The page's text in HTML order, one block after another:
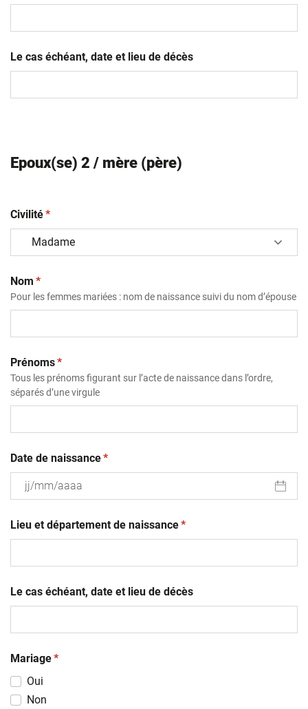
MM
Le cas échéant, date et lieu de décès
Epoux(se) 2 / mère (père)
Civilité(obligatoire)
*
Nom (obligatoire)
*
Pour les femmes mariées : nom de naissance suivi du nom d’épouse
Prénoms(obligatoire)
*
Tous les prénoms figurant sur l’acte de naissance dans l’ordre,
séparés d’une virgule
Date de naissance(obligatoire)
*
slash
MM
Lieu et département de naissance(obligatoire)
*
Le cas échéant, date et lieu de décès
Mariage(obligatoire)
*
Oui
Non